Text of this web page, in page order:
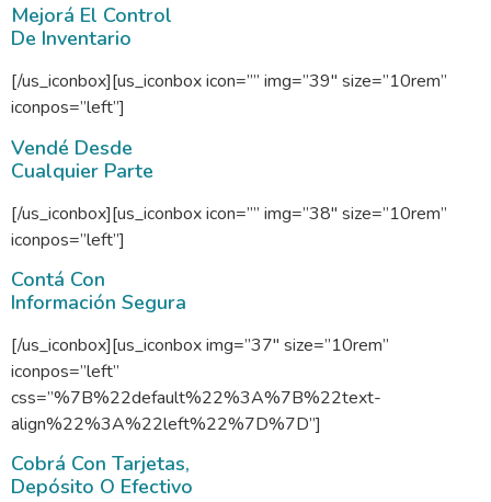
Mejorá El Control
De Inventario
[/us_iconbox][us_iconbox icon=”” img=”39″ size=”10rem”
iconpos=”left”]
Vendé Desde
Cualquier Parte
[/us_iconbox][us_iconbox icon=”” img=”38″ size=”10rem”
iconpos=”left”]
Contá Con
Información Segura
[/us_iconbox][us_iconbox img=”37″ size=”10rem”
iconpos=”left”
css=”%7B%22default%22%3A%7B%22text-
align%22%3A%22left%22%7D%7D”]
Cobrá Con Tarjetas,
Depósito O Efectivo